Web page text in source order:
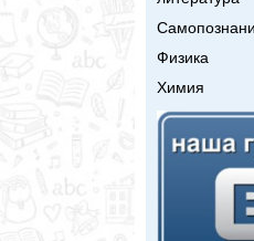
Физика
Химия